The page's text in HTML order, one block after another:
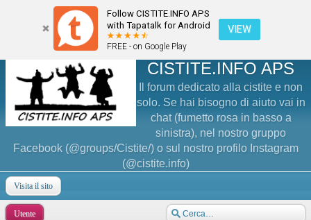
Follow CISTITE.INFO APS
with Tapatalk for Android
FREE - on Google Play
VIEW
CISTITE.INFO APS
Il forum dedicato alla cistite e non
solo. Se hai bisogno di aiuto vai in
chat (fumetto rosa in basso a
sinistra), nel nostro gruppo
Facebook (@groups/Cistite/) o sul nostro profilo Instagram
(@cistite.info)
Visita il sito
Utente